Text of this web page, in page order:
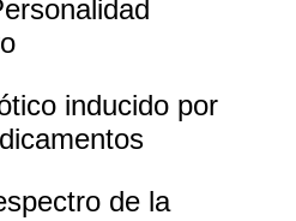
inducido por
de la